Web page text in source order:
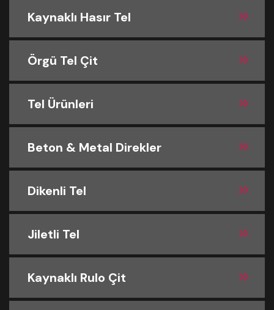
Kaynaklı Hasır Tel
Örgü Tel Çit
Tel Ürünleri
Beton & Metal Direkler
Dikenli Tel
Jiletli Tel
Kaynaklı Rulo Çit